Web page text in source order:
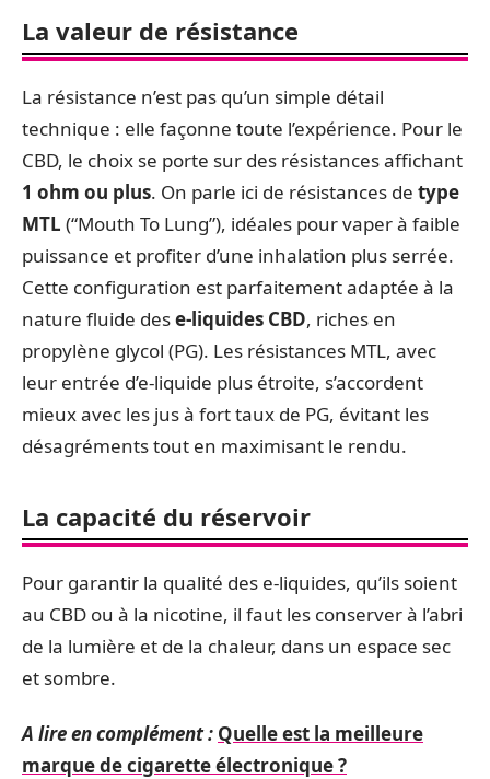
La valeur de résistance
La résistance n’est pas qu’un simple détail
technique : elle façonne toute l’expérience. Pour le
CBD, le choix se porte sur des résistances affichant
1 ohm ou plus. On parle ici de résistances de type
MTL (“Mouth To Lung”), idéales pour vaper à faible
puissance et profiter d’une inhalation plus serrée.
Cette configuration est parfaitement adaptée à la
nature fluide dese-liquides CBD, riches en
propylène glycol (PG). Les résistances MTL, avec
leur entrée d’e-liquide plus étroite, s’accordent
mieux avec les jus à fort taux de PG, évitant les
désagréments tout en maximisant le rendu.
La capacité du réservoir
Pour garantir la qualité des e-liquides, qu’ils soient
au CBD ou à la nicotine, il faut les conserver à l’abri
de la lumière et de la chaleur, dans un espace sec
et sombre.
A lire en complément : Quelle est la meilleure
marque de cigarette électronique ?